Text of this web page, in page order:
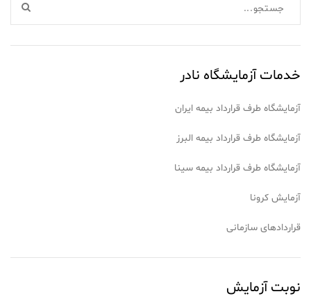
خدمات آزمایشگاه نادر
آزمایشگاه طرف قرارداد بیمه ایران
آزمایشگاه طرف قرارداد بیمه البرز
آزمایشگاه طرف قرارداد بیمه سینا
آزمایش کرونا
قراردادهای سازمانی
نوبت آزمایش